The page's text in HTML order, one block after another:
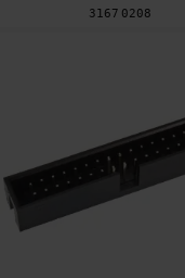
Art. nr
3167 0208
Makera iDC hane